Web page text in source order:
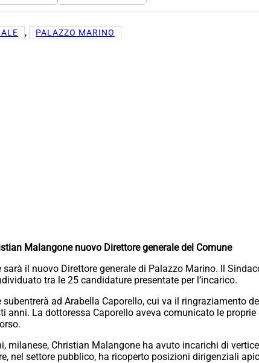
, PALAZZO MARINO
Malangone nuovo Direttore generale del Comune
il nuovo Direttore generale di Palazzo Marino. Il
tra le 25 candidature presentate per l’incarico.
ad Arabella Caporello, cui va il ringraziamento
anni. La dottoressa Caporello aveva comunicato le
milanese, Christian Malangone ha avuto incarichi di
nel settore pubblico, ha ricoperto posizioni dirigenziali